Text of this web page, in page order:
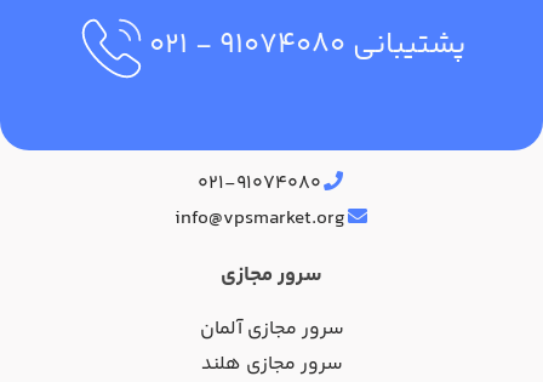
پشتیبانی ۹۱۰۷۴۰۸۰ - ۰۲۱
۰۲۱-۹۱۰۷۴۰۸۰
info@vpsmarket.org
سرور مجازی
سرور مجازی آلمان
سرور مجازی هلند